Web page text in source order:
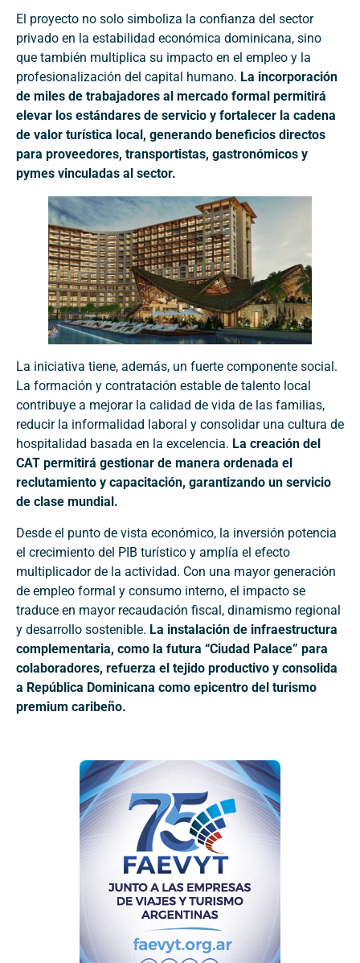
El proyecto no solo simboliza la confianza del sector
privado en la estabilidad económica dominicana, sino
que también multiplica su impacto en el empleo y la
profesionalización del capital humano. La incorporación
de miles de trabajadores al mercado formal permitirá
elevar los estándares de servicio y fortalecer la cadena
de valor turística local, generando beneficios directos
para proveedores, transportistas, gastronómicos y
pymes vinculadas al sector.
La iniciativa tiene, además, un fuerte componente social.
La formación y contratación estable de talento local
contribuye a mejorar la calidad de vida de las familias,
reducir la informalidad laboral y consolidar una cultura de
hospitalidad basada en la excelencia. La creación del
CAT permitirá gestionar de manera ordenada el
reclutamiento y capacitación, garantizando un servicio
de clase mundial.
Desde el punto de vista económico, la inversión potencia
el crecimiento del PIB turístico y amplía el efecto
multiplicador de la actividad. Con una mayor generación
de empleo formal y consumo interno, el impacto se
traduce en mayor recaudación fiscal, dinamismo regional
y desarrollo sostenible. La instalación de infraestructura
complementaria, como la futura “Ciudad Palace” para
colaboradores, refuerza el tejido productivo y consolida
a República Dominicana como epicentro del turismo
premium caribeño.